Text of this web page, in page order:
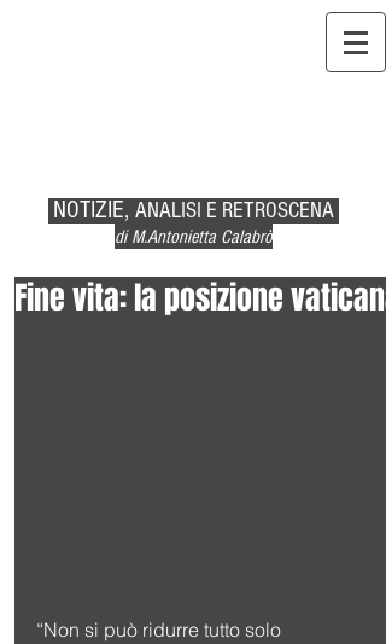
NOTIZIE, ANALISI E RETROSCENA
di M.Antonietta Calabrò
Fine vita: la posizione vaticana
“Non si può ridurre tutto solo